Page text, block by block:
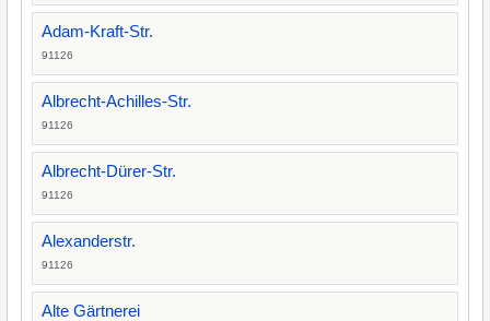
Adam-Kraft-Str.
91126
Albrecht-Achilles-Str.
91126
Albrecht-Dürer-Str.
91126
Alexanderstr.
91126
Alte Gärtnerei